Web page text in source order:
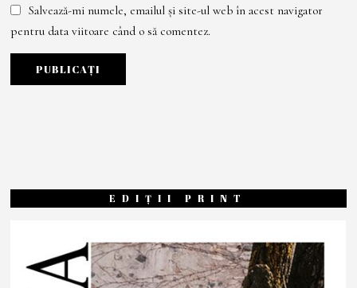
Salvează-mi numele, emailul și site-ul web în acest navigator
pentru data viitoare când o să comentez.
EDIȚII PRINT